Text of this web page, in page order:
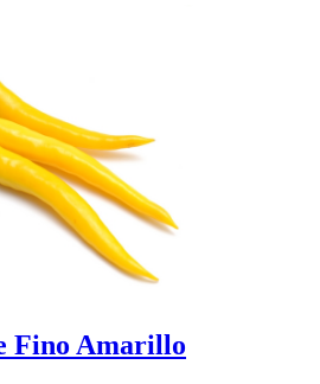
Fino Amarillo